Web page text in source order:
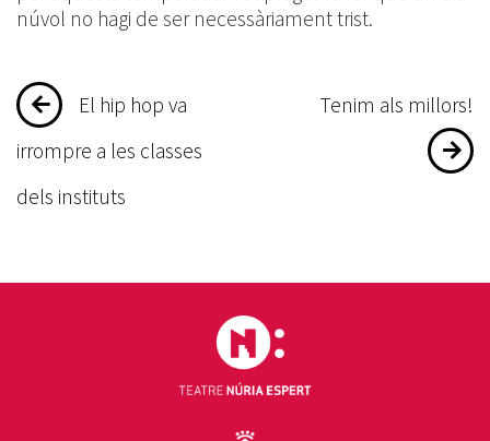
núvol no hagi de ser necessàriament trist.
Navegació
d'entrades
El hip hop va
irrompre a les classes
dels instituts
Tenim als millors!